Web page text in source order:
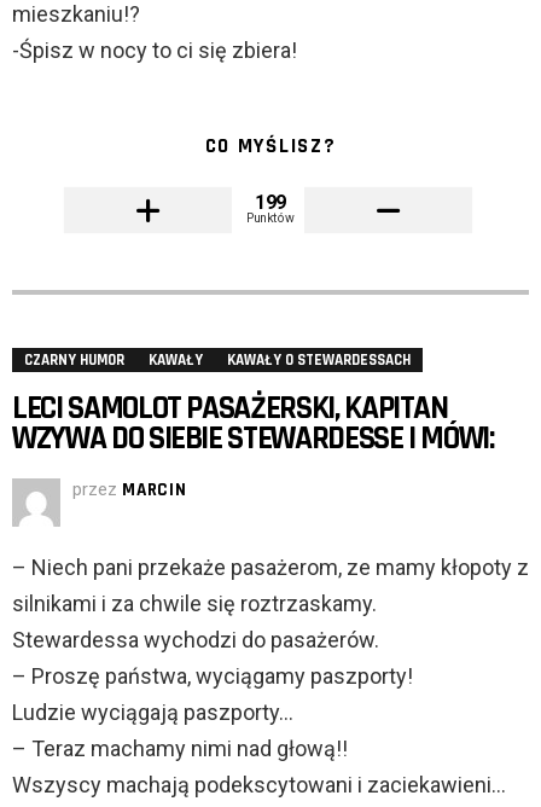
mieszkaniu!?
-Śpisz w nocy to ci się zbiera!
CO MYŚLISZ?
199
Punktów
CZARNY HUMOR KAWAŁY KAWAŁY O STEWARDESSACH
LECI SAMOLOT PASAŻERSKI, KAPITAN
WZYWA DO SIEBIE STEWARDESSE I MÓWI:
przez MARCIN
– Niech pani przekaże pasażerom, ze mamy kłopoty z
silnikami i za chwile się roztrzaskamy.
Stewardessa wychodzi do pasażerów.
– Proszę państwa, wyciągamy paszporty!
Ludzie wyciągają paszporty…
– Teraz machamy nimi nad głową!!
Wszyscy machają podekscytowani i zaciekawieni…